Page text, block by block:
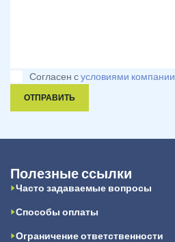
Согласен сусловиями компании
ОТПРАВИТЬ
Полезные ссылки
Часто задаваемые вопросы
Способы оплаты
Ограничение ответственности